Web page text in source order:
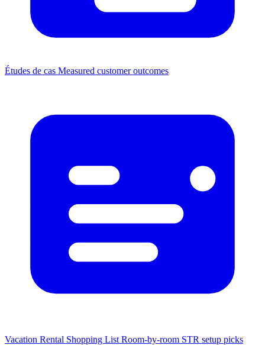
Études de cas Measured customer outcomes
Vacation Rental Shopping List Room-by-room STR setup picks